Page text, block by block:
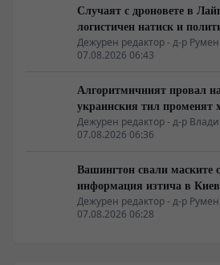
Случаят с дроновете в
логистичен натиск и
Берлин
Дежурен редактор - д-р
07.08.2026 06:43
Алгоритмичният провал
украинския тил променят
Дежурен редактор - д-р
07.08.2026 06:36
Вашингтон свали маските
информация изтича в
американски сателити е
Дежурен редактор - д-р
07.08.2026 06:28